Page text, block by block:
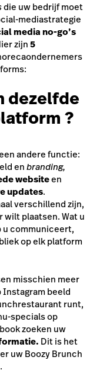
die uw bedrijf moet
mediastrategie
media no-go’s
zijn5
dezelfde
?
andere functie:
enbranding,
websiteen
updates.
verschillend zijn,
wilt plaatsen. Wat u
u communiceert,
op elk platform
misschien meer
beeld
runt,
specials op
zoeken uw
Dit is het
uw Boozy Brunch